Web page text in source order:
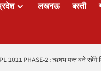
लखनऊ बस्ती
2021 PHASE-2 : ऋषभ पन्त बने रहेंगे